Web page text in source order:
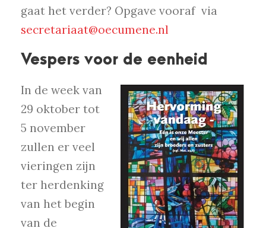
gaat het verder? Opgave vooraf via
secretariaat@oecumene.nl
Vespers voor de eenheid
In de week van
29 oktober tot
5 november
zullen er veel
vieringen zijn
ter herdenking
van het begin
van de